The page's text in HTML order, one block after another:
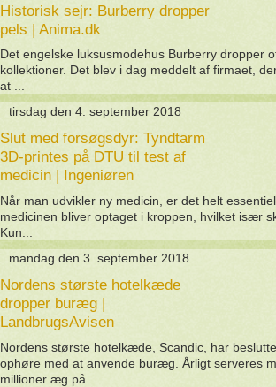
Historisk sejr: Burberry dropper
pels | Anima.dk
Det engelske luksusmodehus Burberry dropper
kollektioner. Det blev i dag meddelt af firmaet,
at ...
tirsdag den 4. september 2018
Slut med forsøgsdyr: Tyndtarm
3D-printes på DTU til test af
medicin | Ingeniøren
Når man udvikler ny medicin, er det helt
medicinen bliver optaget i kroppen, hvilket især
Kun...
mandag den 3. september 2018
Nordens største hotelkæde
dropper buræg |
LandbrugsAvisen
Nordens største hotelkæde, Scandic, har
ophøre med at anvende buræg. Årligt serveres
millioner æg på...